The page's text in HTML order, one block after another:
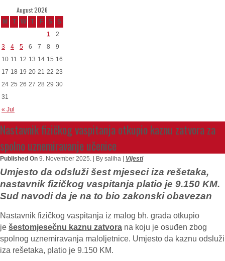
August 2026
M T W T F S S
« Jul
1
2
3
4 5 6 7 8
9
10 11 12 13 14 15 16
17 18 19 20 21 22 23
24 25 26 27 28 29 30
31
Nastavnik fizičkog vaspitanja otkupio kaznu zatvora za
spolno uznemiravanje učenice
Published On 9. November 2025. | By saliha | Vijesti
Umjesto da odsluži šest mjeseci iza rešetaka,
nastavnik fizičkog vaspitanja platio je 9.150 KM.
Sud navodi da je na to bio zakonski obavezan
Nastavnik fizičkog vaspitanja iz malog bh. grada otkupio
je šestomjesečnu kaznu zatvora na koju je osuđen zbog
spolnog uznemiravanja maloljetnice. Umjesto da kaznu odsluži
iza rešetaka, platio je 9.150 KM.